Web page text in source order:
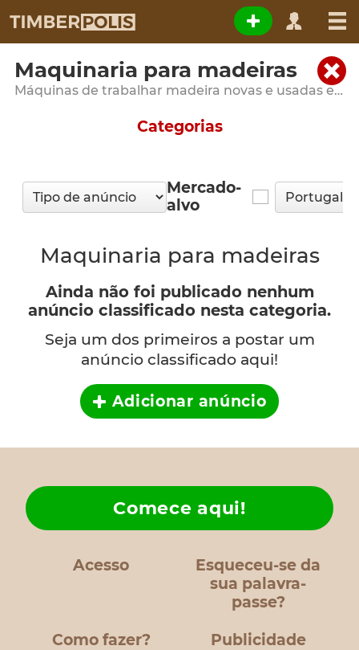
Maquinaria para madeiras
Máquinas de trabalhar madeira novas e usadas e equipamentos florestais
Categorias
Mercado-
alvo
Maquinaria para madeiras
Ainda não foi publicado nenhum
anúncio classificado nesta categoria.
Seja um dos primeiros a postar um
anúncio classificado aqui!
Adicionar anúncio
Acesso
Esqueceu-se da
sua palavra-
passe?
Como fazer?
Comece aqui!
Publicidade